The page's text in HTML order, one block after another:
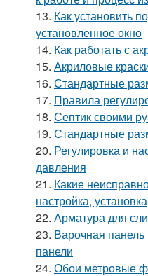
13. Как установить
установленное окно
14. Как работать с
15. Акриловые
16. Стандартные
17. Правила
18. Септик своими
19. Стандартные
20. Регулировка и
давления
21. Какие
настройка,
22. Арматура для
23. Варочная
панели
24. Обои метровые